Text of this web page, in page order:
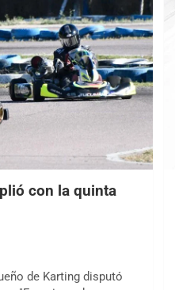
con la quinta
de Karting disputó